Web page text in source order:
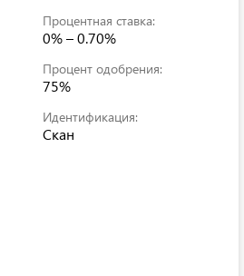
Процентная ставка:
0% – 0.70%
Процент одобрения:
75%
Идентификация:
Скан